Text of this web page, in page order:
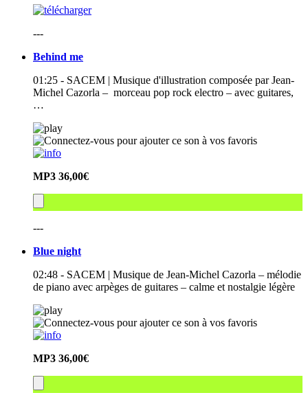
---
Behind me
01:25 - SACEM | Musique d'illustration composée par Jean-
Michel Cazorla – morceau pop rock electro – avec guitares,
…
MP3 36,00€
---
Blue night
02:48 - SACEM | Musique de Jean-Michel Cazorla – mélodie
de piano avec arpèges de guitares – calme et nostalgie légère
MP3 36,00€